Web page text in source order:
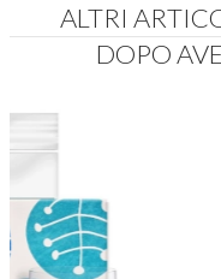
ALTRI
DOPO